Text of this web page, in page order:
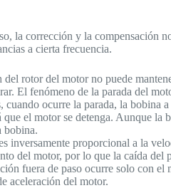
la corrección y la compensación
a cierta frecuencia.
rotor del motor no puede
El fenómeno de la parada del
ocurre la parada, la bobina
el motor se detenga. Aunque la
bobina.
inversamente proporcional a la
del motor, por lo que la caída del
fuera de paso ocurre solo con el
aceleración del motor.